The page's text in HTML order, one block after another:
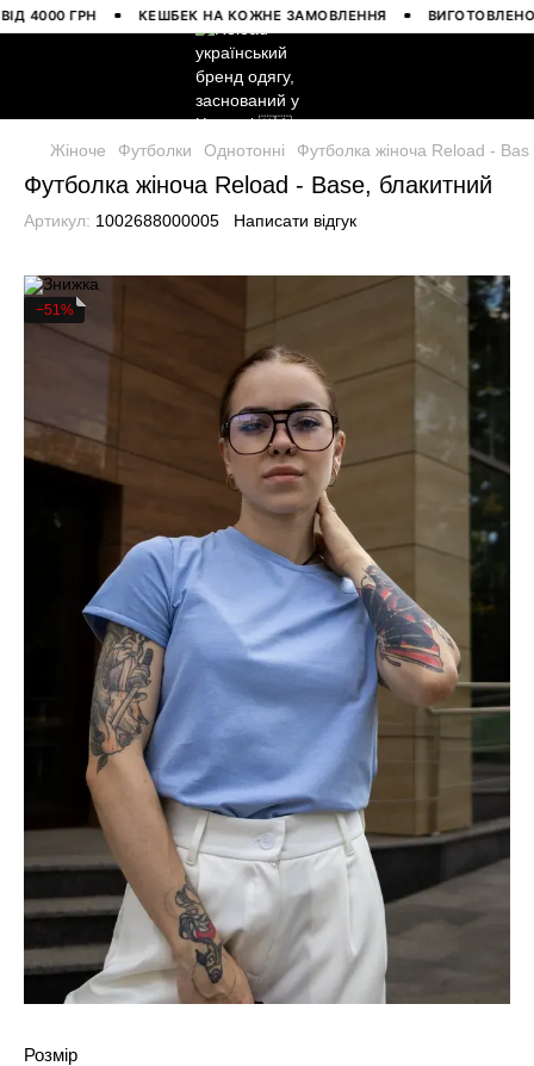
ГРН КЕШБЕК НА КОЖНЕ ЗАМОВЛЕННЯ ВИГОТОВЛЕНО В
Жіноче Футболки Однотонні Футболка жіноча Reload -
Футболка жіноча Reload - Base, блакитний
Артикул: 1002688000005 Написати відгук
−51%
Розмір